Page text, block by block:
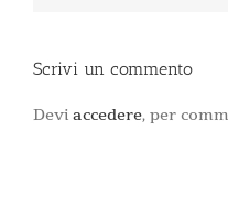
Scrivi un commento
Devi accedere, per